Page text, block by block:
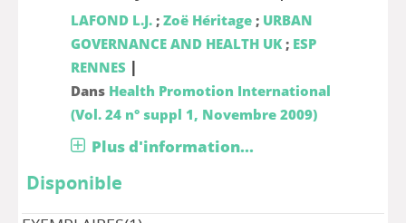
LAFOND L.J.; Zoë Héritage; URBAN
GOVERNANCE AND HEALTH UK; ESP
RENNES |
Dans Health Promotion International
(Vol. 24 n° suppl 1, Novembre 2009)
Plus d'information...
Disponible